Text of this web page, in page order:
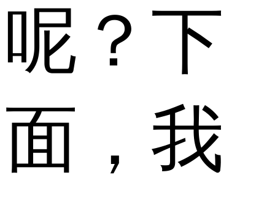
呢？下
面，我